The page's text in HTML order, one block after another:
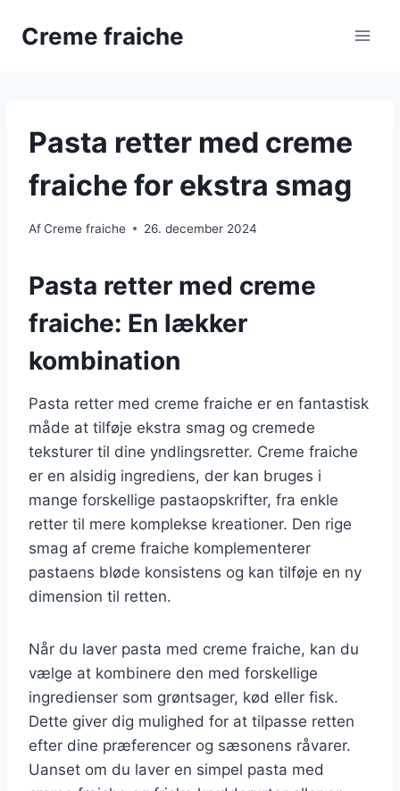
Creme fraiche
Pasta retter med creme
fraiche for ekstra smag
AfCreme fraiche 26. december 2024
Pasta retter med creme
fraiche: En lækker
kombination
Pasta retter med creme fraiche er en fantastisk
måde at tilføje ekstra smag og cremede
teksturer til dine yndlingsretter. Creme fraiche
er en alsidig ingrediens, der kan bruges i
mange forskellige pastaopskrifter, fra enkle
retter til mere komplekse kreationer. Den rige
smag af creme fraiche komplementerer
pastaens bløde konsistens og kan tilføje en ny
dimension til retten.
Når du laver pasta med creme fraiche, kan du
vælge at kombinere den med forskellige
ingredienser som grøntsager, kød eller fisk.
Dette giver dig mulighed for at tilpasse retten
efter dine præferencer og sæsonens råvarer.
Uanset om du laver en simpel pasta med